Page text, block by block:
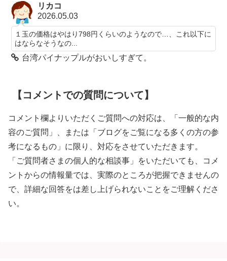
リカコ
2026.05.03
１玉の価格はやはり798円くらいのようなので…、これ以下に
はならなそうなの...
台湾パイナップルがおいしすぎて。
【コメントでの質問について】
コメント欄よりいただくご質問への対応は、「一般的な内
容のご質問」、または「ブログをご覧になる多くの方の参
考になるもの」に限り、対応をさせていただきます。
「ご質問者さまの個人的な相談事」をいただいても、コメ
ントからの情報量では、実際のところが把握できませんの
で、詳細な回答をは差し上げられないことをご理解くださ
い。